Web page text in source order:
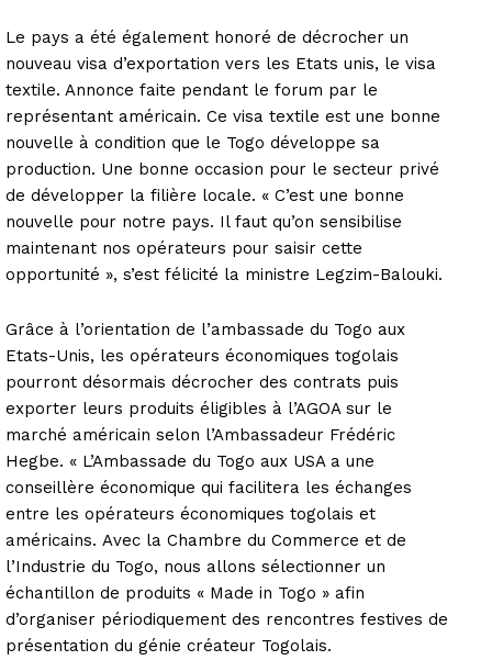
Le pays a été également honoré de décrocher un
nouveau visa d’exportation vers les Etats unis, le visa
textile. Annonce faite pendant le forum par le
représentant américain. Ce visa textile est une bonne
nouvelle à condition que le Togo développe sa
production. Une bonne occasion pour le secteur privé
de développer la filière locale. « C’est une bonne
nouvelle pour notre pays. Il faut qu’on sensibilise
maintenant nos opérateurs pour saisir cette
opportunité », s’est félicité la ministre Legzim-Balouki.
Grâce à l’orientation de l’ambassade du Togo aux
Etats-Unis, les opérateurs économiques togolais
pourront désormais décrocher des contrats puis
exporter leurs produits éligibles à l’AGOA sur le
marché américain selon l’Ambassadeur Frédéric
Hegbe. « L’Ambassade du Togo aux USA a une
conseillère économique qui facilitera les échanges
entre les opérateurs économiques togolais et
américains. Avec la Chambre du Commerce et de
l’Industrie du Togo, nous allons sélectionner un
échantillon de produits « Made in Togo » afin
d’organiser périodiquement des rencontres festives de
présentation du génie créateur Togolais.